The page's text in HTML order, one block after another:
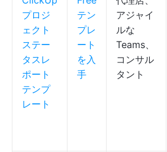
プロジ
ェクト
ステー
タスレ
ポート
テンプ
レート
テン
プレ
ート
を入
手
アジャイ
ルな
Teams、
コンサル
タント